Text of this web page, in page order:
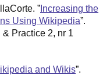
” Increasing the
Using Wikipedia”.
Practice 2, nr 1
and Wikis”.